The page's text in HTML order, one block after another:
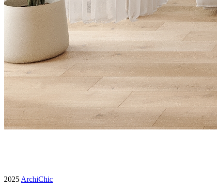
2025 ArchiChic